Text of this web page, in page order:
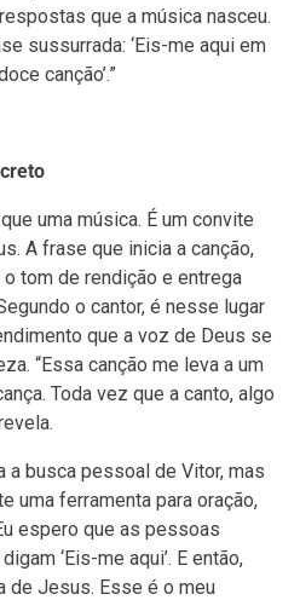
que a música nasceu.
sussurrada: ‘Eis-me aqui em
canção’.”
uma música. É um convite
A frase que inicia a canção,
tom de rendição e entrega
o cantor, é nesse lugar
que a voz de Deus se
“Essa canção me leva a um
Toda vez que a canto, algo
a busca pessoal de Vitor, mas
uma ferramenta para oração,
espero que as pessoas
‘Eis-me aqui’. E então,
de Jesus. Esse é o meu